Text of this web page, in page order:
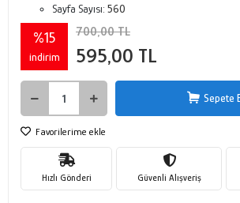
Sayfa Sayısı: 560
%15
indirim
700,00 TL
595,00 TL
Sepete
Favorilerime ekle
Hızlı Gönderi Güvenli Alışveriş